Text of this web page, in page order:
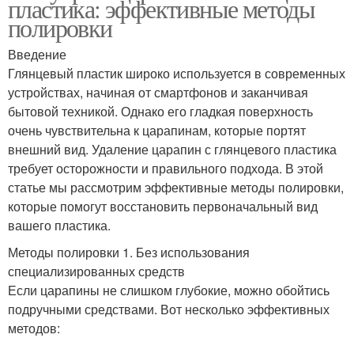
пластика: эффективные методы
полировки
Введение
Глянцевый пластик широко используется в современных
устройствах, начиная от смартфонов и заканчивая
бытовой техникой. Однако его гладкая поверхность
очень чувствительна к царапинам, которые портят
внешний вид. Удаление царапин с глянцевого пластика
требует осторожности и правильного подхода. В этой
статье мы рассмотрим эффективные методы полировки,
которые помогут восстановить первоначальный вид
вашего пластика.
Методы полировки 1. Без использования
специализированных средств
Если царапины не слишком глубокие, можно обойтись
подручными средствами. Вот несколько эффективных
методов: